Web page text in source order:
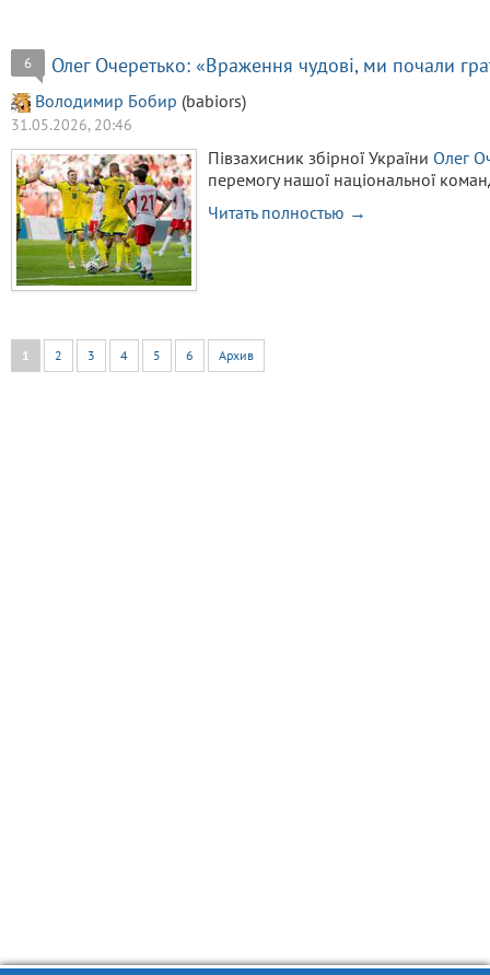
6 Олег Очеретько: «Враження чудові, ми почали
Володимир Бобир (babiors)
31.05.2026, 20:46
Півзахисник збірної України Олег
перемогу нашої національної
Читать полностью →
1 2 3 4 5 6 Архив